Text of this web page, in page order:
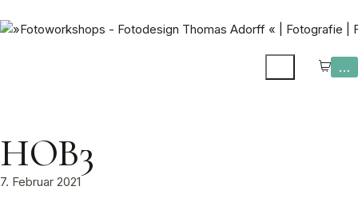
…
HOB3
7. Februar 2021